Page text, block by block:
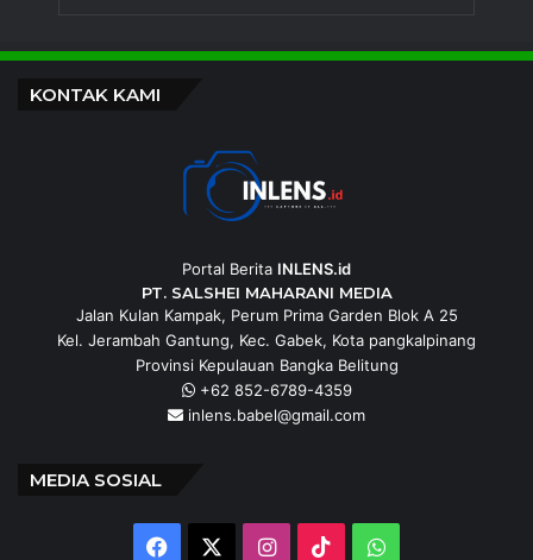
KONTAK KAMI
Portal Berita INLENS.id
PT. SALSHEI MAHARANI MEDIA
Jalan Kulan Kampak, Perum Prima Garden Blok A 25
Kel. Jerambah Gantung, Kec. Gabek, Kota pangkalpinang
Provinsi Kepulauan Bangka Belitung
+62 852-6789-4359
inlens.babel@gmail.com
MEDIA SOSIAL
Facebook Instagram
TikTokWhatsApp